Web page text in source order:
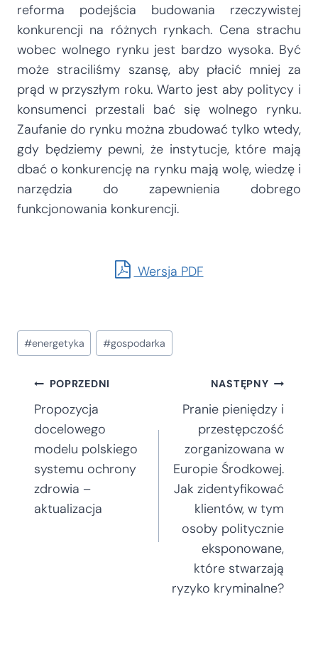
reforma podejścia budowania rzeczywistej
konkurencji na różnych rynkach. Cena strachu
wobec wolnego rynku jest bardzo wysoka. Być
może straciliśmy szansę, aby płacić mniej za
prąd w przyszłym roku. Warto jest aby politycy i
konsumenci przestali bać się wolnego rynku.
Zaufanie do rynku można zbudować tylko wtedy,
gdy będziemy pewni, że instytucje, które mają
dbać o konkurencję na rynku mają wolę, wiedzę i
narzędzia do zapewnienia dobrego
funkcjonowania konkurencji.
Wersja PDF
Tagi
wpisu:
#energetyka #gospodarka
Nawigacja
wpisu
POPRZEDNI
Propozycja
docelowego
modelu polskiego
systemu ochrony
zdrowia –
aktualizacja
NASTĘPNY
Pranie pieniędzy i
przestępczość
zorganizowana w
Europie Środkowej.
Jak zidentyfikować
klientów, w tym
osoby politycznie
eksponowane,
które stwarzają
ryzyko kryminalne?